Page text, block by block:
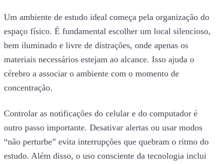
Um ambiente de estudo ideal começa pela organização do
espaço físico. É fundamental escolher um local silencioso,
bem iluminado e livre de distrações, onde apenas os
materiais necessários estejam ao alcance. Isso ajuda o
cérebro a associar o ambiente com o momento de
concentração.
Controlar as notificações do celular e do computador é
outro passo importante. Desativar alertas ou usar modos
“não perturbe” evita interrupções que quebram o ritmo do
estudo. Além disso, o uso consciente da tecnologia inclui